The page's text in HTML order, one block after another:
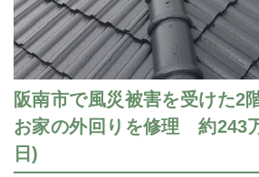
阪南市で風災被害を受けた2
お家の外回りを修理 約243
日)